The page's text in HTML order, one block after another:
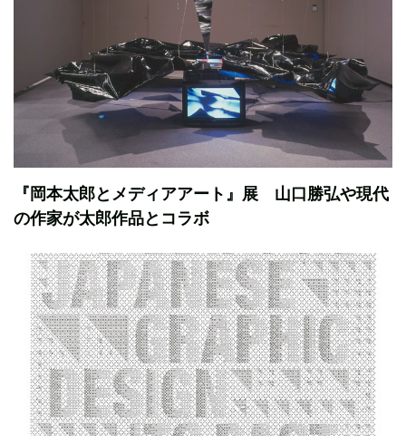
『岡本太郎とメディアアート』展 山口勝弘や現代
の作家が太郎作品とコラボ